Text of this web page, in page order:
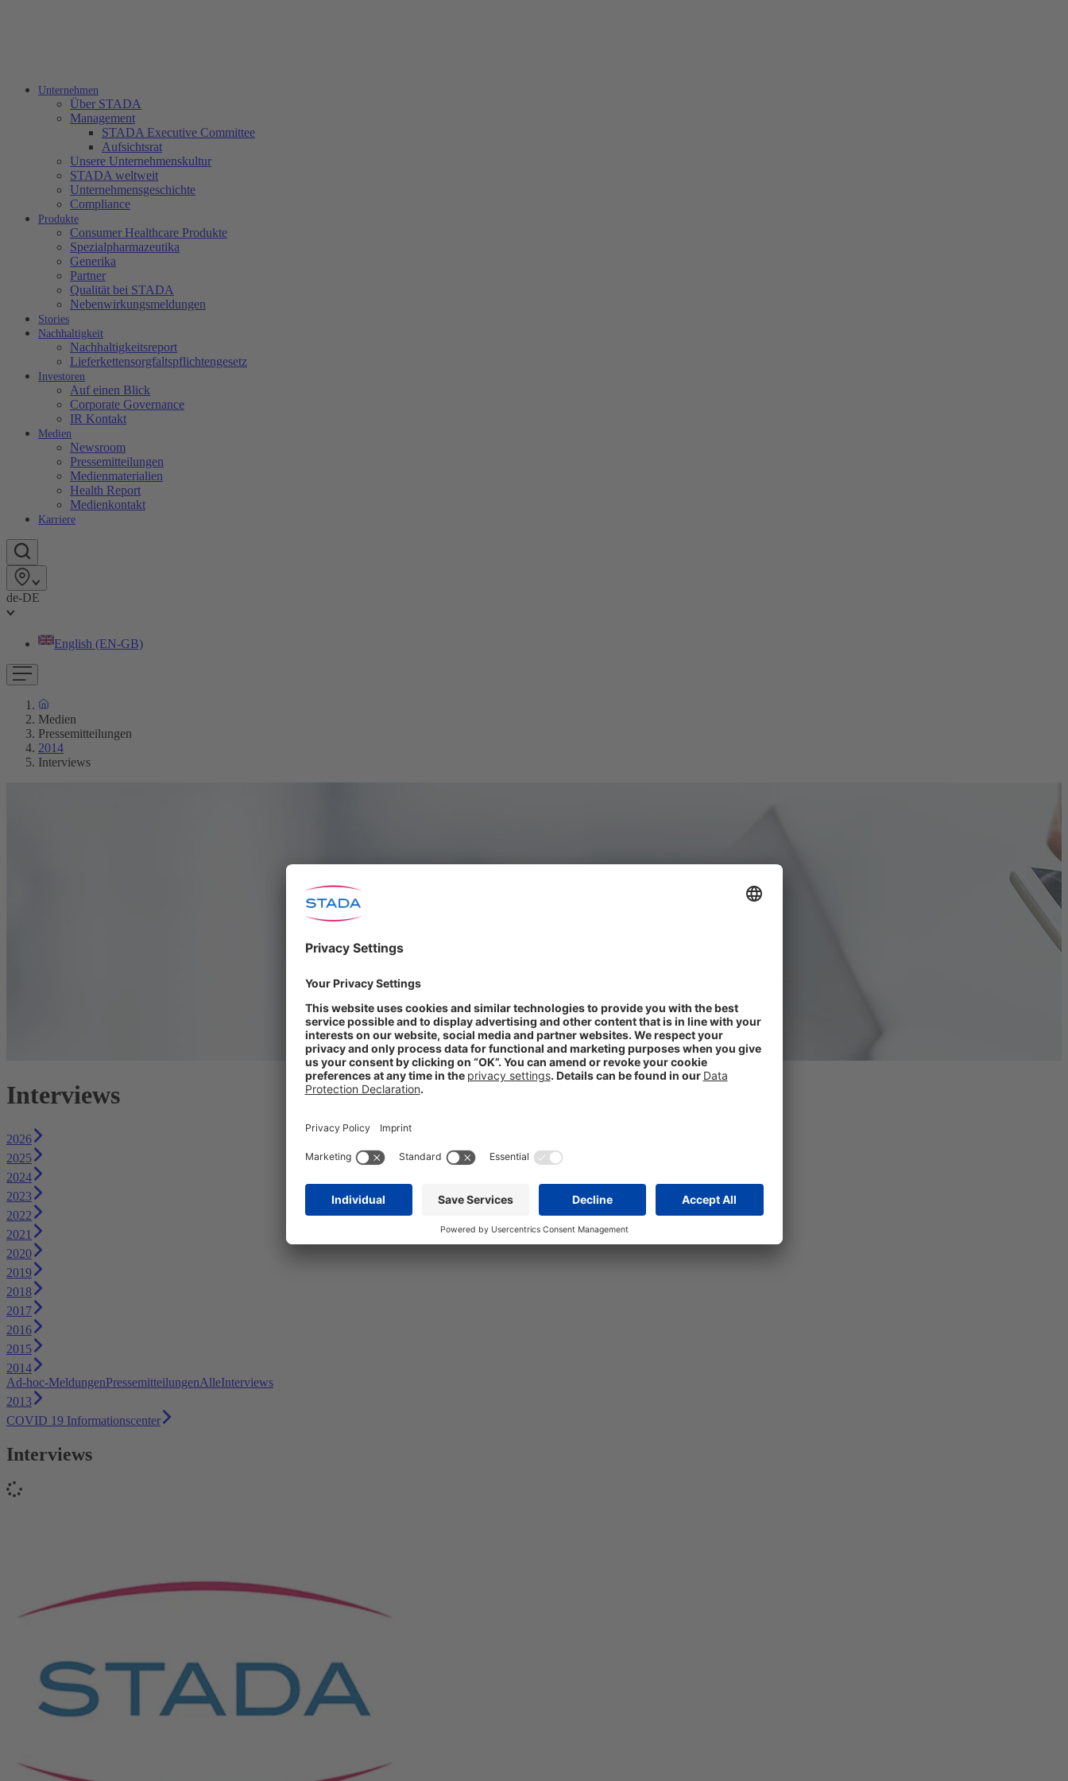
Unternehmen
Über STADA
Management
STADA Executive Committee
Aufsichtsrat
Unsere Unternehmenskultur
STADA weltweit
Unternehmensgeschichte
Compliance
Produkte
Consumer Healthcare Produkte
Spezialpharmazeutika
Generika
Partner
Qualität bei STADA
Nebenwirkungsmeldungen
Stories
Nachhaltigkeit
Nachhaltigkeitsreport
Lieferkettensorgfaltspflichtengesetz
Investoren
Auf einen Blick
Corporate Governance
IR Kontakt
Medien
Newsroom
Pressemitteilungen
Medienmaterialien
Health Report
Medienkontakt
Karriere
de-DE
English (EN-GB)
Medien
Pressemitteilungen
2014
Interviews
Interviews
2026
2025
2024
2023
2022
2021
2020
2019
2018
2017
2016
2015
2014
Ad-hoc-MeldungenPressemitteilungenAlleInterviews
2013
COVID 19 Informationscenter
Interviews